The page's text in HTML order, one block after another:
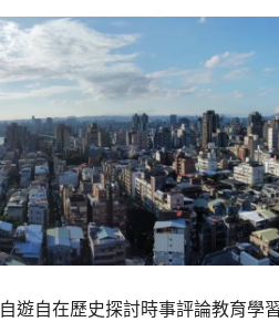
自遊自在歷史探討時事評論教育學